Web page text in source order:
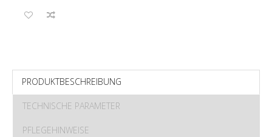
PRODUKTBESCHREIBUNG
TECHNISCHE PARAMETER
PFLEGEHINWEISE